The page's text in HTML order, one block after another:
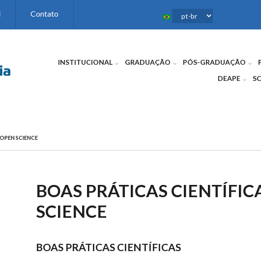
Contato
INSTITUCIONAL GRADUAÇÃO PÓS-GRADUAÇÃO
DEAPE
SCIENCE
BOAS PRÁTICAS
SCIENCE
BOAS PRÁTICAS CIENTÍFICAS